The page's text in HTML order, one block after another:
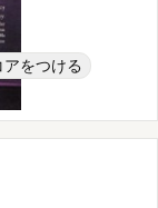
ける